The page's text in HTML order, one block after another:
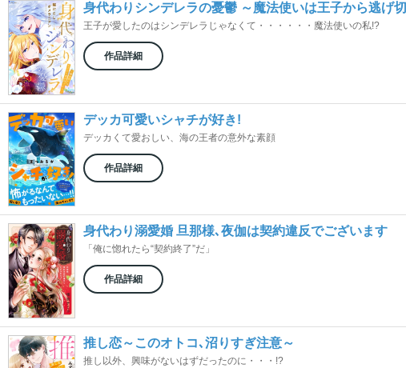
身代わりシンデレラの憂鬱 ～魔法使いは王子から逃げ
王子が愛したのはシンデレラじゃなくて・・・・・・魔法使いの私!?
作品詳細
デッカ可愛いシャチが好き!
デッカくて愛おしい、海の王者の意外な素顔
作品詳細
身代わり溺愛婚 旦那様､夜伽は契約違反でございます
「俺に惚れたら“契約終了”だ」
作品詳細
推し恋～このオトコ､沼りすぎ注意～
推し以外、興味がないはずだったのに・・・!?